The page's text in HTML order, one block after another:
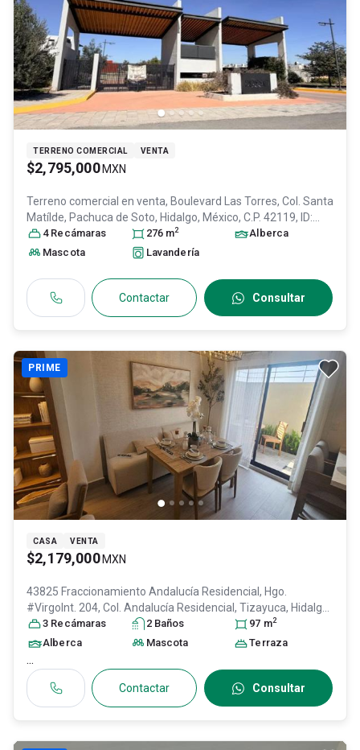
TERRENO COMERCIAL VENTA
$2,795,000 MXN
Terreno comercial en venta, Boulevard Las Torres, Col. Santa
Matílde, Pachuca de Soto, Hidalgo, México, C.P. 42119, ID:
31599923
4 Recámaras 276 m2
Alberca
Mascota
Lavandería
Contactar Consultar
PRIME
CASA VENTA
$2,179,000 MXN
43825 Fraccionamiento Andalucía Residencial, Hgo.
#VirgoInt. 204, Col. Andalucía Residencial, Tizayuca, Hidalgo
México, C.P. 43825 , ID: 29975556
3 Recámaras 2 Baños 97 m2
Alberca Mascota Terraza
...
Contactar Consultar